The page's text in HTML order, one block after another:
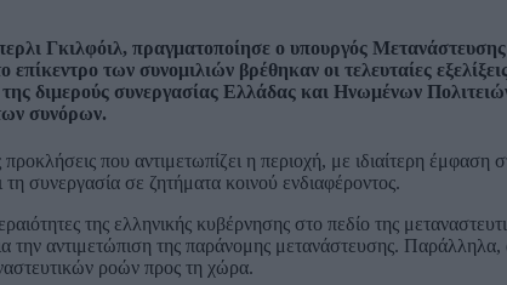
Γκιλφόιλ, πραγματοποίησε ο υπουργός Μετανάστευσης
των συνομιλιών βρέθηκαν οι τελευταίες
διμερούς συνεργασίας Ελλάδας και Ηνωμένων
συνόρων.
που αντιμετωπίζει η περιοχή, με ιδιαίτερη έμφαση
συνεργασία σε ζητήματα κοινού ενδιαφέροντος.
της ελληνικής κυβέρνησης στο πεδίο της
την αντιμετώπιση της παράνομης μετανάστευσης.
ροών προς τη χώρα.